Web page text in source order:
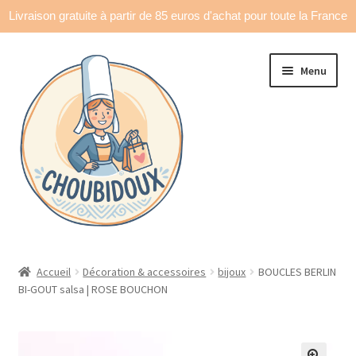
Livraison gratuite à partir de 85 euros d'achat pour toute la France
navigation
contenu
Menu
Made in France
le
Accueil Décoration & accessoires bijoux
BOUCLES BERLIN
BI-GOUT salsa | ROSE BOUCHON